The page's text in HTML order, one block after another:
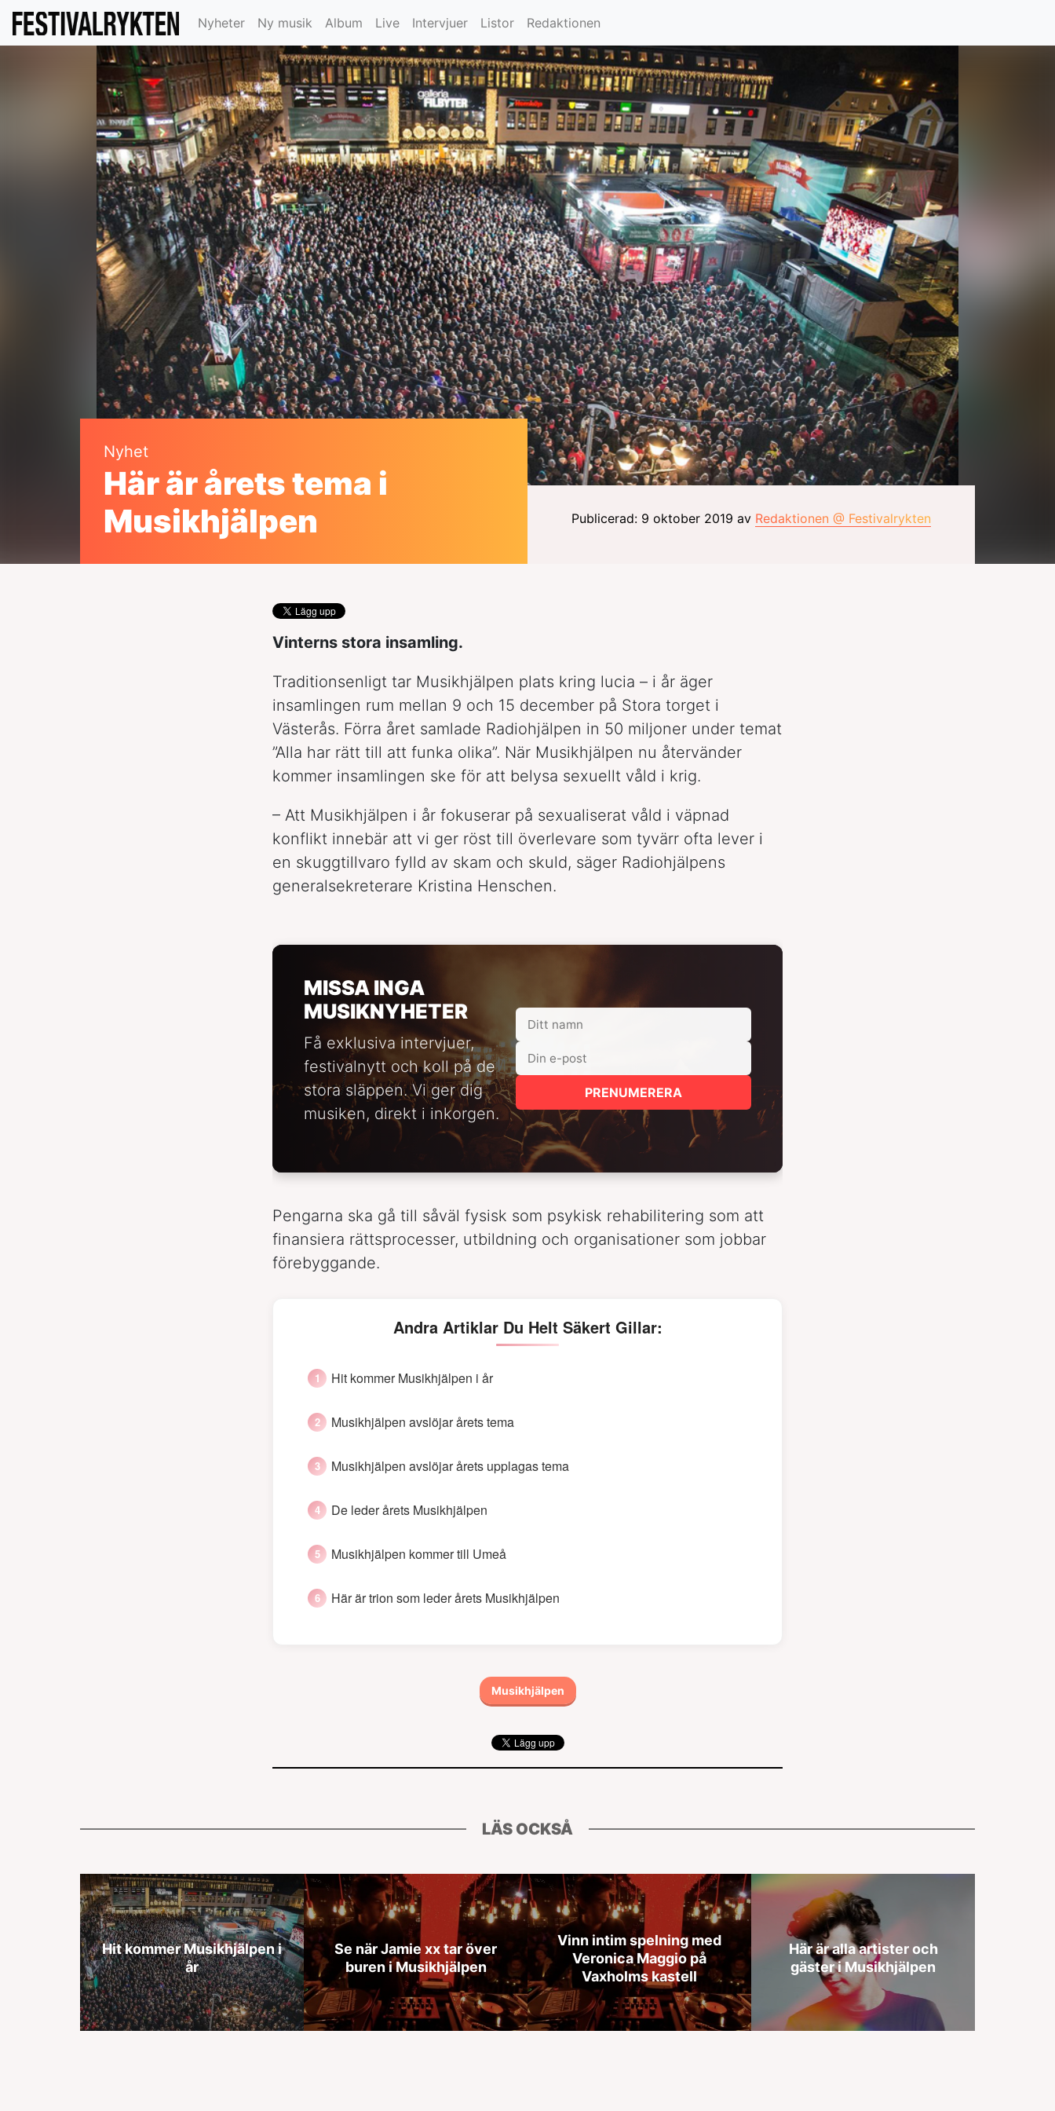
Nyheter Ny musik Album Live Intervjuer Listor Redaktionen
Nyhet
Här är årets tema i
Musikhjälpen
Publicerad: 9 oktober 2019 av Redaktionen @ Festivalrykten
Vinterns stora insamling.
Traditionsenligt tar Musikhjälpen plats kring lucia – i år äger
insamlingen rum mellan 9 och 15 december på Stora torget i
Västerås. Förra året samlade Radiohjälpen in 50 miljoner under temat
”Alla har rätt till att funka olika”. När Musikhjälpen nu återvänder
kommer insamlingen ske för att belysa sexuellt våld i krig.
– Att Musikhjälpen i år fokuserar på sexualiserat våld i väpnad
konflikt innebär att vi ger röst till överlevare som tyvärr ofta lever i
en skuggtillvaro fylld av skam och skuld, säger Radiohjälpens
generalsekreterare Kristina Henschen.
MISSA INGA
MUSIKNYHETER
Få exklusiva intervjuer,
festivalnytt och koll på de
stora släppen. Vi ger dig
musiken, direkt i inkorgen.
PRENUMERERA
Pengarna ska gå till såväl fysisk som psykisk rehabilitering som att
finansiera rättsprocesser, utbildning och organisationer som jobbar
förebyggande.
Andra Artiklar Du Helt Säkert Gillar:
Hit kommer Musikhjälpen i år
Musikhjälpen avslöjar årets tema
Musikhjälpen avslöjar årets upplagas tema
De leder årets Musikhjälpen
Musikhjälpen kommer till Umeå
Här är trion som leder årets Musikhjälpen
Musikhjälpen
LÄS OCKSÅ
Hit kommer Musikhjälpen i
år
Se när Jamie xx tar över
buren i Musikhjälpen
Vinn intim spelning med
Veronica Maggio på
Vaxholms kastell
Här är alla artister och
gäster i Musikhjälpen